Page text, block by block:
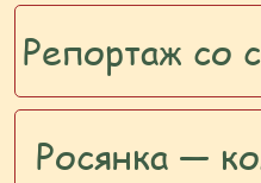
Репортаж со
Росянка —